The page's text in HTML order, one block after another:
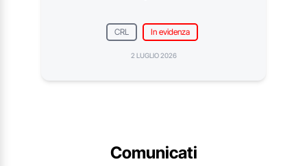
CRL In evidenza
2 LUGLIO 2026
Comunicati